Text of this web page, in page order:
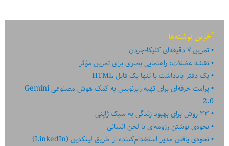
آخرین نوشته‌ها
تمرین ۷ دقیقه‌ای کلیکا-جردن
نقشه عضلات: راهنمایی بصری برای تمرین مؤثر
یک دفتر یادداشت با تنها یک فایل HTML
پرامت حرفه‌ای برای تهیه زیرنویس به کمک هوش مصنوعی Gemini
2.0
۳۳ روش برای بهبود زندگی به سبک ژاپنی
نحوه‌ی نوشتن رزومه‌ای با لحن انسانی
نحوه‌ی یافتن مدیر استخدام‌کننده از طریق لینکدین (LinkedIn)